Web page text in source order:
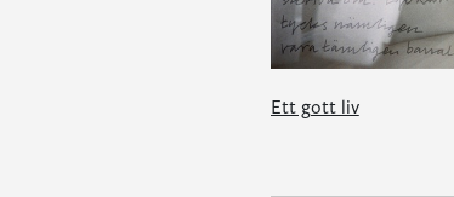
Ett gott liv